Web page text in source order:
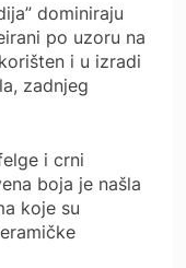
dominiraju
po uzoru na
i u izradi
zadnjeg
i crni
boja je našla
koje su